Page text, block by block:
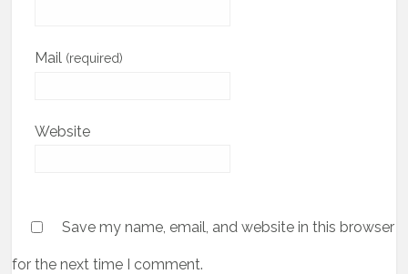
Mail (required)
Website
Save my name, email, and website in this browser
for the next time I comment.